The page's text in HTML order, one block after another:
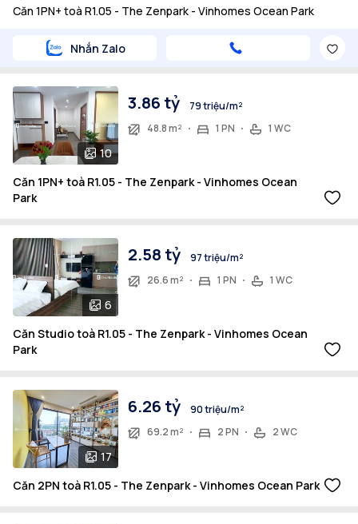
Căn 1PN+ toà R1.05 - The Zenpark - Vinhomes Ocean Park
Nhắn Zalo
10
3.86 tỷ
79 triệu/m²
48.8 m²
1 PN 1 WC
Căn 1PN+ toà R1.05 - The Zenpark - Vinhomes Ocean
Park
6
2.58 tỷ
97 triệu/m²
26.6 m²
1 PN 1 WC
Căn Studio toà R1.05 - The Zenpark - Vinhomes Ocean
Park
17
6.26 tỷ
90 triệu/m²
69.2 m²
2 PN 2 WC
Căn 2PN toà R1.05 - The Zenpark - Vinhomes Ocean Park